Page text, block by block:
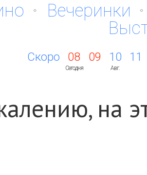
Вечеринки
Скоро 08
Сегодня
09 10
Авг.
11
на